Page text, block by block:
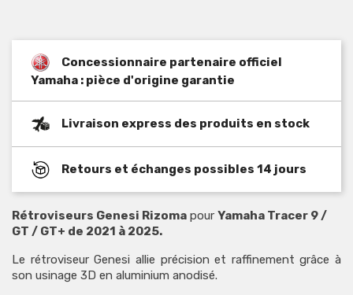
Concessionnaire partenaire officiel
Yamaha : pièce d'origine garantie
Livraison express des produits en stock
Retours et échanges possibles 14 jours
Rétroviseurs Genesi Rizoma pour Yamaha Tracer 9 /
GT / GT+ de 2021 à 2025.
Le rétroviseur Genesi allie précision et raffinement grâce à
son usinage 3D en aluminium anodisé.